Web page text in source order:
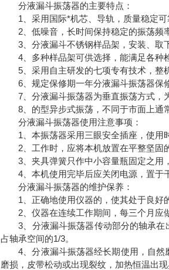
分液漏斗振荡器的主要特点：
1、采用国际*机芯、导轨，质量稳定可
2、低噪音，长时间保持稳定的振荡频率
3、分液漏斗不锈钢样品架，安装、取下
4、多种样品架可供选择，能满足各种检
5、采用自主研发的七项专有技术，整机
6、规定保修期一年分液漏斗振荡器保修
7、分液漏斗振荡器为垂直振荡方式，为
8、的型异步式振荡，不同于市面上通常
分液漏斗振荡器使用注意事项：
1、本振荡器采用三眼安全插座，使用时
2、工作时，应将本机放置在平整坚固的
3、夹具弹簧只作中小容量瓶固定之用，
4、本机使用完毕后应关闭电源，置于干
分液漏斗振荡器的维护保养：
1、正确地使用仪器的，使其处于良好的
2、仪器在连续工作期间，每三个月应做
3、分液漏斗振荡器传动部分的轴承在
占轴承空间的1/3。
4、分液漏斗振荡器经长期使用，自然
磨损，皮带松动或出现裂纹，加热恒温出